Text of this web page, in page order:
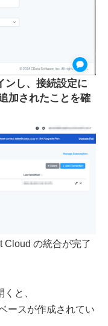
ンし、接続設定に
加されたことを確
Cloud の統合が完了
と、
ースが作成されてい